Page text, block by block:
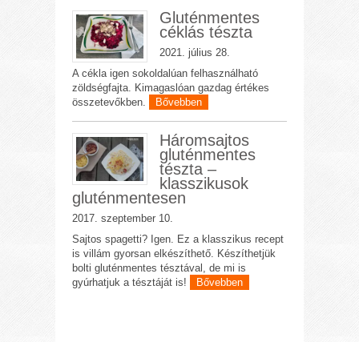
Gluténmentes
céklás tészta
2021. július 28.
A cékla igen sokoldalúan felhasználható
zöldségfajta. Kimagaslóan gazdag értékes
összetevőkben.
Bővebben
Háromsajtos
gluténmentes
tészta –
klasszikusok
gluténmentesen
2017. szeptember 10.
Sajtos spagetti? Igen. Ez a klasszikus recept
is villám gyorsan elkészíthető. Készíthetjük
bolti gluténmentes tésztával, de mi is
gyúrhatjuk a tésztáját is!
Bővebben